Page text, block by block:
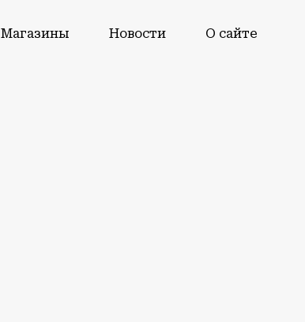
Магазины Новости О сайте